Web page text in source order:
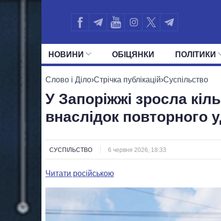
НОВИНИ ОБIЦЯНКИ ПОЛIТИКИ
УСІ ПОЛІТИКИ ПРЕЗИДЕНТ І ОФІС
Слово і Діло›Стрічка публікацій›Суспільство
У Запоріжжі зросла
внаслідок повторного
СУСПІЛЬСТВО 6 червня 2026, 18:33
Читати російською